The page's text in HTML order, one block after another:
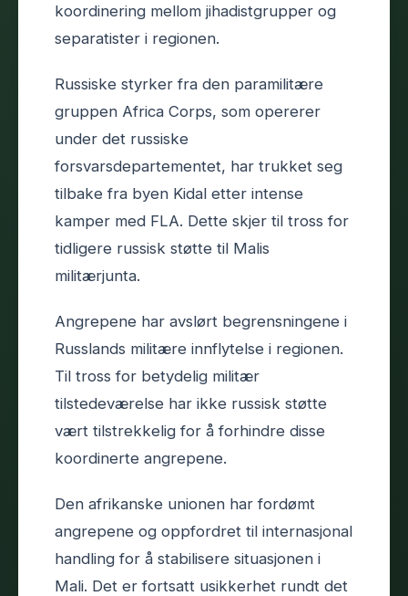
koordinering mellom jihadistgrupper og
separatister i regionen.
Russiske styrker fra den paramilitære
gruppen Africa Corps, som opererer
under det russiske
forsvarsdepartementet, har trukket seg
tilbake fra byen Kidal etter intense
kamper med FLA. Dette skjer til tross for
tidligere russisk støtte til Malis
militærjunta.
Angrepene har avslørt begrensningene i
Russlands militære innflytelse i regionen.
Til tross for betydelig militær
tilstedeværelse har ikke russisk støtte
vært tilstrekkelig for å forhindre disse
koordinerte angrepene.
Den afrikanske unionen har fordømt
angrepene og oppfordret til internasjonal
handling for å stabilisere situasjonen i
Mali. Det er fortsatt usikkerhet rundt det